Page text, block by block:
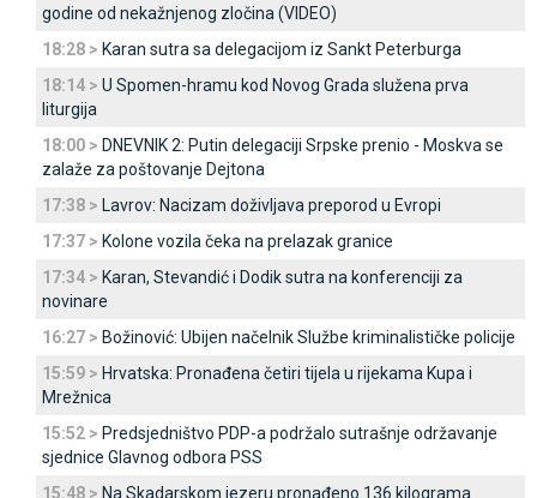
godine od nekažnjenog zločina (VIDEO)
18:28 > Karan sutra sa delegacijom iz Sankt Peterburga
18:14 > U Spomen-hramu kod Novog Grada služena prva
liturgija
18:00 > DNEVNIK 2: Putin delegaciji Srpske prenio - Moskva se
zalaže za poštovanje Dejtona
17:38 > Lavrov: Nacizam doživljava preporod u Evropi
17:37 > Kolone vozila čeka na prelazak granice
17:34 > Karan, Stevandić i Dodik sutra na konferenciji za
novinare
16:27 > Božinović: Ubijen načelnik Službe kriminalističke policije
15:59 > Hrvatska: Pronađena četiri tijela u rijekama Kupa i
Mrežnica
15:52 > Predsjedništvo PDP-a podržalo sutrašnje održavanje
sjednice Glavnog odbora PSS
15:48 > Na Skadarskom jezeru pronađeno 136 kilograma